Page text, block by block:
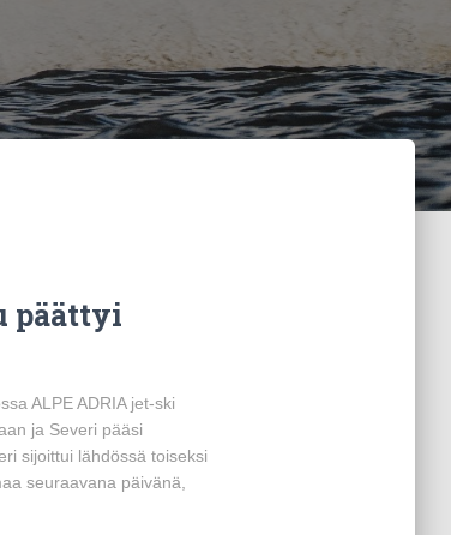
päättyi
ALPE ADRIA jet-ski
ja Severi pääsi
sijoittui lähdössä toiseksi
seuraavana päivänä,